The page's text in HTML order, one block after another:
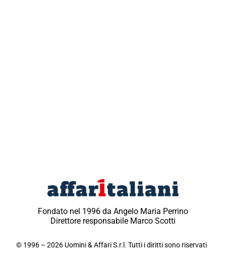
Fondato nel 1996 da Angelo Maria Perrino
Direttore responsabile Marco Scotti
© 1996 – 2026 Uomini & Affari S.r.l. Tutti i diritti sono riservati